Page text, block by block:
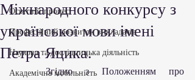
Освітній процес
Професійний розвиток викладачів
Наукова та дослідницька діяльність
Академічна мобільність
Міжнародного конкурсу з
української мови імені
Петра Яцика.
	Згідно з Положенням про